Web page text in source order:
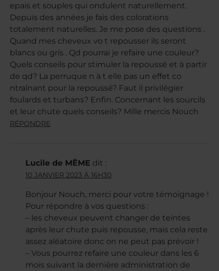
epais et souples qui ondulent naturellement.
Depuis des années je fais des colorations
totalement naturelles. Je me pose des questions .
Quand mes cheveux vo t repousser ils seront
blancs ou gris . Qd pourrai je refaire une couleur?
Quels conseils pour stimuler la repoussé et à partir
de qd? La perruque n à t elle pas un effet co
ntraînant pour la repoussé? Faut il privilégier
foulards et turbans? Enfin. Concernant les sourcils
et leur chute quels conseils? Mille mercis Nouch
RÉPONDRE
Lucile de MÊME dit :
10 JANVIER 2023 À 16H30
Bonjour Nouch, merci pour votre témoignage !
Pour répondre à vos questions :
– les cheveux peuvent changer de teintes
après leur chute puis repousse, mais cela reste
assez aléatoire donc on ne peut pas prévoir !
– Vous pourrez refaire une couleur dans les 6
mois suivant la dernière administration de